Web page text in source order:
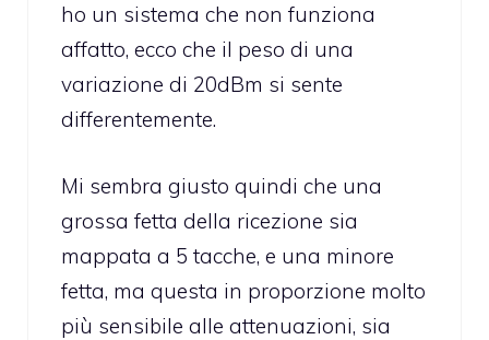
ho un sistema che non funziona
affatto, ecco che il peso di una
variazione di 20dBm si sente
differentemente.
Mi sembra giusto quindi che una
grossa fetta della ricezione sia
mappata a 5 tacche, e una minore
fetta, ma questa in proporzione molto
più sensibile alle attenuazioni, sia